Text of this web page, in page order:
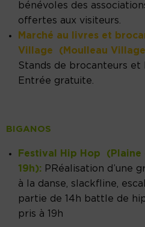
bénévoles des
offertes aux visiteurs.
Marché au livres et
Village (Moulleau
Stands de brocanteurs
Entrée gratuite.
BIGANOS
Festival Hip Hop (
19h): PRéalisation d’une
à la danse, slackfline,
partie de 14h battle de
pris à 19h